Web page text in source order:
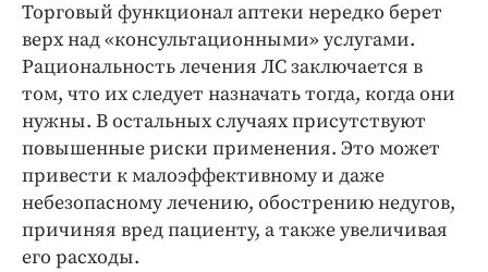
Торговый функционал аптеки нередко берет
верх над «консультационными» услугами.
Рациональность лечения ЛС заключается в
том, что их следует назначать тогда, когда они
нужны. В остальных случаях присутствуют
повышенные риски применения. Это может
привести к малоэффективному и даже
небезопасному лечению, обострению недугов,
причиняя вред пациенту, а также увеличивая
его расходы.